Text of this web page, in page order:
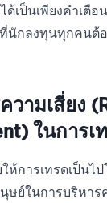
ด้เป็นเพียงคำเตือ
นักลงทุนทุกคนต้อ
วามเสี่ยง
ในการเ
ห้การเทรดเป็นไ
ย์ในการบริหาร